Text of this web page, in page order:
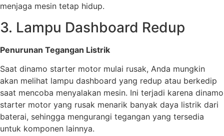
menjaga mesin tetap hidup.
3. Lampu Dashboard Redup
Penurunan Tegangan Listrik
Saat dinamo starter motor mulai rusak, Anda mungkin
akan melihat lampu dashboard yang redup atau berkedip
saat mencoba menyalakan mesin. Ini terjadi karena dinamo
starter motor yang rusak menarik banyak daya listrik dari
baterai, sehingga mengurangi tegangan yang tersedia
untuk komponen lainnya.